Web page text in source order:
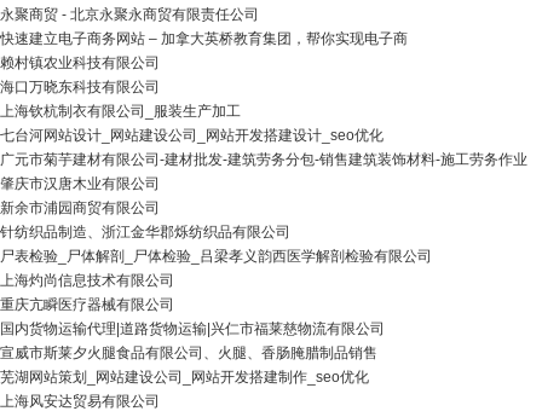
永聚商贸 - 北京永聚永商贸有限责任公司
快速建立电子商务网站 – 加拿大英桥教育集团，帮你实现电子商
赖村镇农业科技有限公司
海口万晓东科技有限公司
上海钦杭制衣有限公司_服装生产加工
七台河网站设计_网站建设公司_网站开发搭建设计_seo优化
广元市菊芋建材有限公司-建材批发-建筑劳务分包-销售建筑装饰材料-施工劳务作业
肇庆市汉唐木业有限公司
新余市浦园商贸有限公司
针纺织品制造、浙江金华郡烁纺织品有限公司
尸表检验_尸体解剖_尸体检验_吕梁孝义韵西医学解剖检验有限公司
上海灼尚信息技术有限公司
重庆亢瞬医疗器械有限公司
国内货物运输代理|道路货物运输|兴仁市福莱慈物流有限公司
宣威市斯莱夕火腿食品有限公司、火腿、香肠腌腊制品销售
芜湖网站策划_网站建设公司_网站开发搭建制作_seo优化
上海风安达贸易有限公司